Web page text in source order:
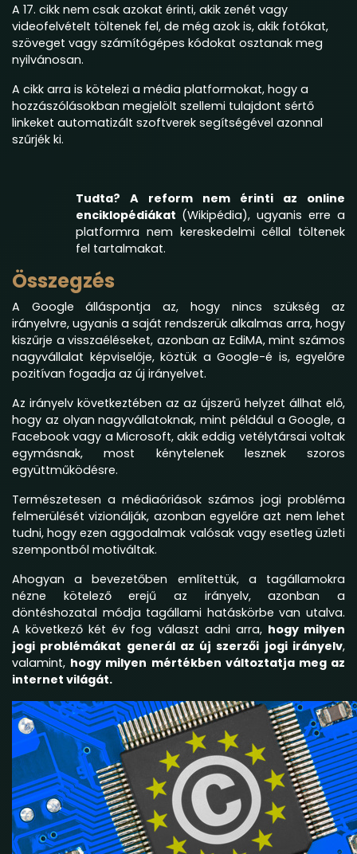
A 17. cikk nem csak azokat érinti, akik zenét vagy
videofelvételt töltenek fel, de még azok is, akik fotókat,
szöveget vagy számítógépes kódokat osztanak meg
nyilvánosan.
A cikk arra is kötelezi a média platformokat, hogy a
hozzászólásokban megjelölt szellemi tulajdont sértő
linkeket automatizált szoftverek segítségével azonnal
szűrjék ki.
Tudta? A reform nem érinti az online
enciklopédiákat (Wikipédia), ugyanis erre a
platformra nem kereskedelmi céllal töltenek
fel tartalmakat.
Összegzés
A Google álláspontja az, hogy nincs szükség az
irányelvre, ugyanis a saját rendszerük alkalmas arra, hogy
kiszűrje a visszaéléseket, azonban az EdiMA, mint számos
nagyvállalat képviselője, köztük a Google-é is, egyelőre
pozitívan fogadja az új irányelvet.
Az irányelv következtében az az újszerű helyzet állhat elő,
hogy az olyan nagyvállatoknak, mint például a Google, a
Facebook vagy a Microsoft, akik eddig vetélytársai voltak
egymásnak, most kénytelenek lesznek szoros
együttműködésre.
Természetesen a médiaóriások számos jogi probléma
felmerülését vizionálják, azonban egyelőre azt nem lehet
tudni, hogy ezen aggodalmak valósak vagy esetleg üzleti
szempontból motiváltak.
Ahogyan a bevezetőben említettük, a tagállamokra
nézne kötelező erejű az irányelv, azonban a
döntéshozatal módja tagállami hatáskörbe van utalva.
A következő két év fog választ adni arra, hogy milyen
jogi problémákat generál az új szerzői jogi irányelv,
valamint, hogy milyen mértékben változtatja meg az
internet világát.